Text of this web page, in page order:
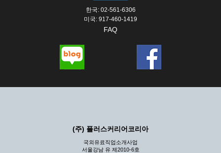
한국: 02-561-6306
미국: 917-460-1419
FAQ
(주) 플러스커리어코리아
국외유료직업소개사업
서울강남 유 제2010-6호